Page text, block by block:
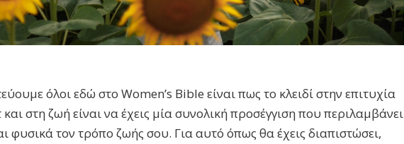
όλοι εδώ στο Women’s Bible είναι πως το κλειδί στην επιτυχία
στη ζωή είναι να έχεις μία συνολική προσέγγιση που περιλαμβάνει
φυσικά τον τρόπο ζωής σου. Για αυτό όπως θα έχεις διαπιστώσει,